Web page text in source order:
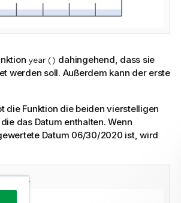
year() dahingehend, dass sie
werden soll. Außerdem kann der erste
die Funktion die beiden vierstelligen
das Datum enthalten. Wenn
Datum 06/30/2020 ist, wird
Jahres.